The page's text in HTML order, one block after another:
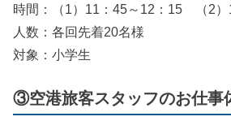
時間：（1）11：45～12：15 （2）
人数：各回先着20名様
対象：小学生
③空港旅客スタッフのお仕事